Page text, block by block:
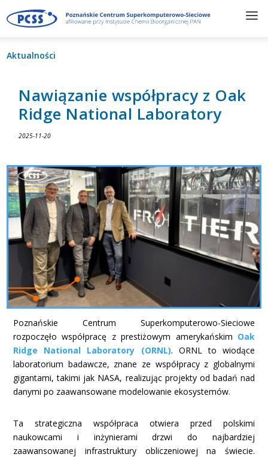
Aktualności
Nawiązanie współpracy z Oak
Ridge National Laboratory
2025-11-20
Poznańskie Centrum Superkomputerowo-Sieciowe
rozpoczęło współpracę z prestiżowym amerykańskim Oak
Ridge National Laboratory (ORNL). ORNL to wiodące
laboratorium badawcze, znane ze współpracy z globalnymi
gigantami, takimi jak NASA, realizując projekty od badań nad
danymi po zaawansowane modelowanie ekosystemów.
Ta strategiczna współpraca otwiera przed polskimi
naukowcami i inżynierami drzwi do najbardziej
zaawansowanej infrastruktury obliczeniowej na świecie.